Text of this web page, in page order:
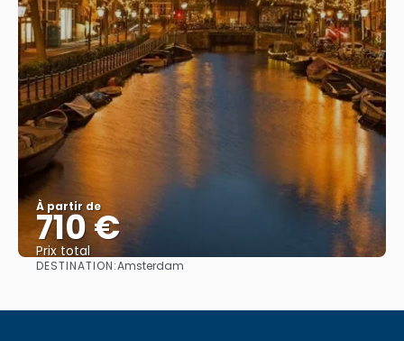
À partir de
710 €
Prix ​​total
Afficher
DESTINATION:Amsterdam